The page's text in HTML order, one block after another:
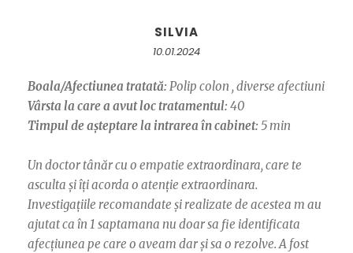
SILVIA
10.01.2024
Boala/Afectiunea tratată: Polip colon , diverse afectiuni
Vârsta la care a avut loc tratamentul: 40
Timpul de așteptare la intrarea în cabinet: 5 min
Un doctor tânăr cu o empatie extraordinara, care te
asculta și îți acorda o atenție extraordinara.
Investigațiile recomandate și realizate de acestea m au
ajutat ca în 1 saptamana nu doar sa fie identificata
afecțiunea pe care o aveam dar și sa o rezolve. A fost